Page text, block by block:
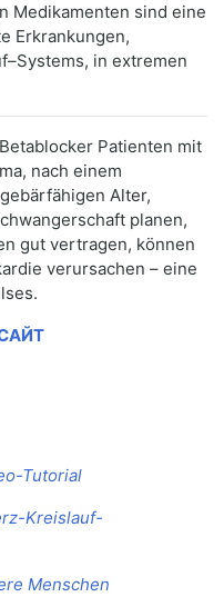
Medikamenten sind eine
Erkrankungen,
in extremen
Patienten mit
nach einem
Alter,
planen,
gut vertragen, können
verursachen – eine
Tutorial
Kreislauf-
Menschen